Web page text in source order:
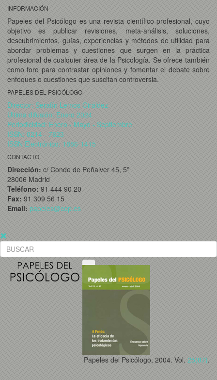
INFORMACIÓN
Papeles del Psicólogo es una revista científico-profesional, cuyo
objetivo es publicar revisiones, meta-análisis, soluciones,
descubrimientos, guías, experiencias y métodos de utilidad para
abordar problemas y cuestiones que surgen en la práctica
profesional de cualquier área de la Psicología. Se ofrece también
como foro para contrastar opiniones y fomentar el debate sobre
enfoques o cuestiones que suscitan controversia.
PAPELES DEL PSICÓLOGO
Director: Serafín Lemos Giráldez
Última difusión: Enero 2024
Periodicidad: Enero - Mayo - Septiembre
ISSN: 0214 - 7823
ISSN Electrónico: 1886-1415
CONTACTO
Dirección: c/ Conde de Peñalver 45, 5º
28006 Madrid
Teléfono: 91 444 90 20
Fax: 91 309 56 15
Email: papeles@cop.es
Papeles del Psicólogo, 2004. Vol. 25(87).